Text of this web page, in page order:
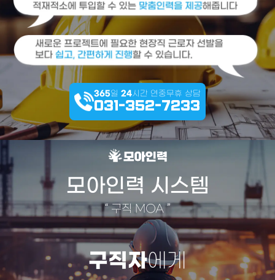
365일 24시간 연중무휴 상담
031-352-7233
모아인력 시스템
“구직 MOA ”
구직자에게